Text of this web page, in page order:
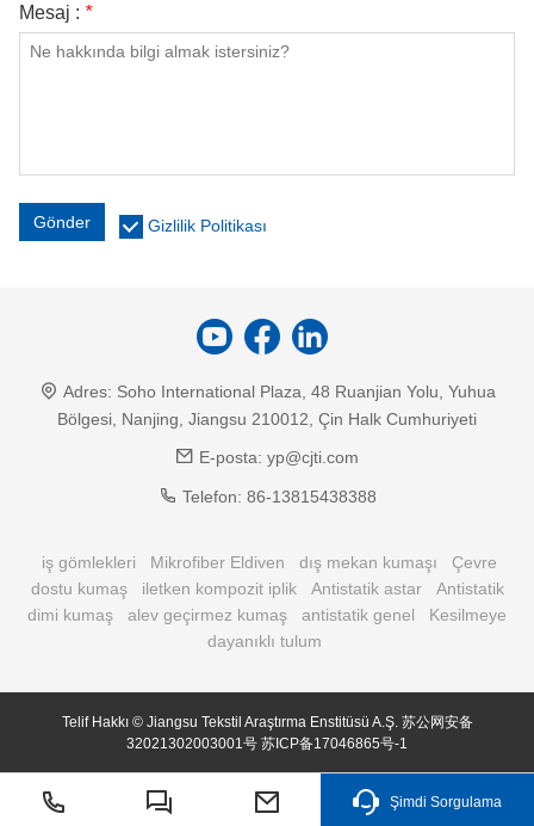
Mesaj : *
Gönder Gizlilik Politikası
Adres: Soho International Plaza, 48 Ruanjian Yolu, Yuhua
Bölgesi, Nanjing, Jiangsu 210012, Çin Halk Cumhuriyeti
E-posta: yp@cjti.com
Telefon: 86-13815438388
iş gömlekleri Mikrofiber Eldiven dış mekan kumaşı
Çevre
dostu kumaş
iletken kompozit iplik Antistatik astar
Antistatik
dimi kumaş
alev geçirmez kumaş antistatik genel
Kesilmeye
dayanıklı tulum
Telif Hakkı © Jiangsu Tekstil Araştırma Enstitüsü A.Ş. 苏公网安备
32021302003001号 苏ICP备17046865号-1
Şimdi Sorgulama